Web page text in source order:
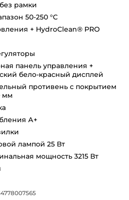
рамки
50-250 °С
+ HydroClean® PRO
панель управления +
бело-красный дисплей
противень с покрытием
мм
А+
лампой 25 Вт
мощность 3215 Вт